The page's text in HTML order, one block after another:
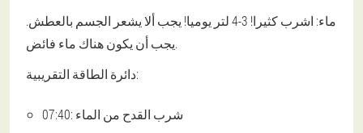
ماء:
اشرب كثيرا! 3-4 لتر يوميا! يجب ألا يشعر الجسم بالعطش.
يجب أن يكون هناك ماء فائض.
دائرة الطاقة التقريبية:
07:40: شرب القدح من الماء